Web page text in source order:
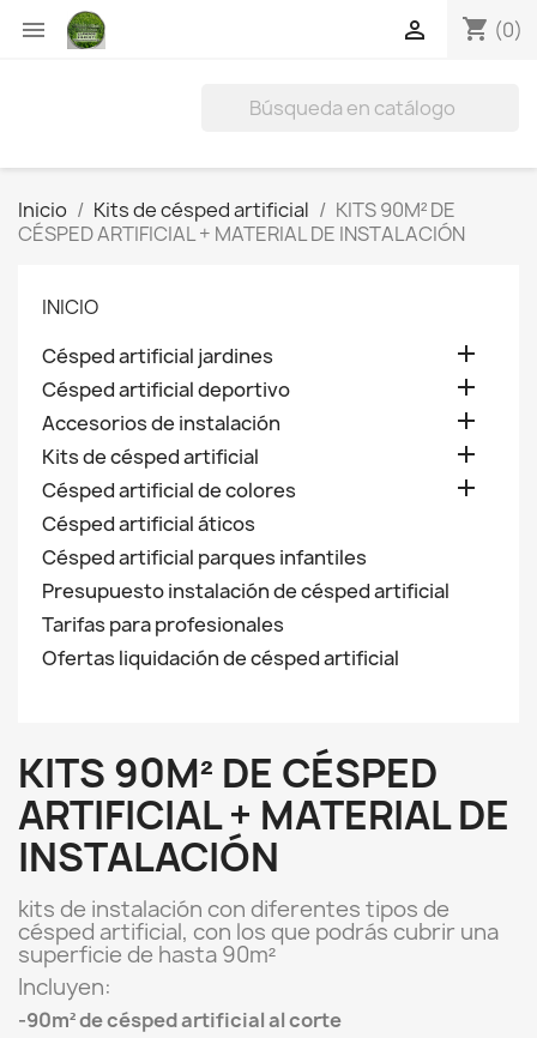
 shopping_cart (0)

Inicio Kits de césped artificial
KITS 90M² DE
CÉSPED ARTIFICIAL + MATERIAL DE INSTALACIÓN
INICIO
Césped artificial jardines

Césped artificial deportivo 
Accesorios de instalación 
Kits de césped artificial 
Césped artificial de colores 
Césped artificial áticos
Césped artificial parques infantiles
Presupuesto instalación de césped artificial
Tarifas para profesionales
Ofertas liquidación de césped artificial
KITS 90M² DE CÉSPED
ARTIFICIAL + MATERIAL DE
INSTALACIÓN
kits de instalación con diferentes tipos de
césped artificial, con los que podrás cubrir una
superficie de hasta 90m²
Incluyen:
-90m² de césped artificial al corte